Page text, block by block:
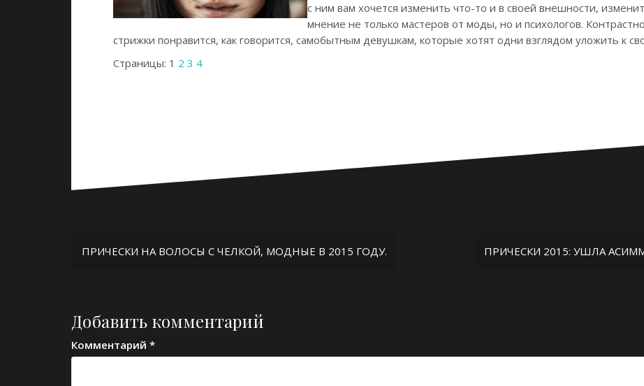
с ним вам хочется изменить что-то и в своей внешности,
мнение не только мастеров от моды, но и психологов.
стрижки понравится, как говорится, самобытным девушкам, которые хотят одни взглядом уложить к
Страницы: 1 2 3 4
Навигация
ПРИЧЕСКИ НА ВОЛОСЫ С ЧЕЛКОЙ, МОДНЫЕ В 2015 ГОДУ. ПРИЧЕСКИ 2015: УШЛА
Добавить комментарий
Комментарий *